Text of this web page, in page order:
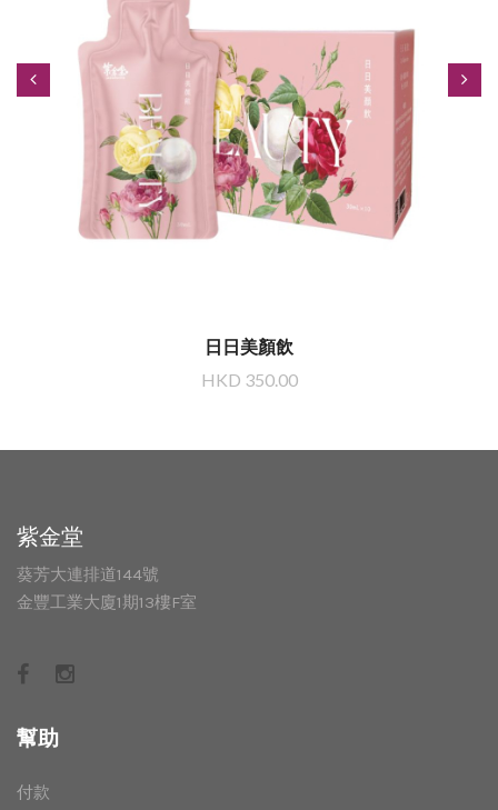
日日美顏飲
HKD 350.00
紫金堂
葵芳大連排道144號
金豐工業大廈1期13樓F室
幫助
付款